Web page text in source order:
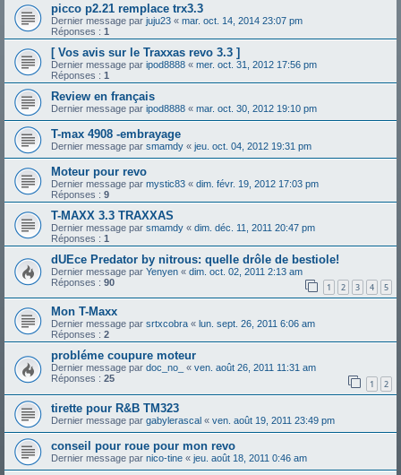
picco p2.21 remplace trx3.3
Dernier message par juju23 « mar. oct. 14, 2014 23:07 pm
Réponses : 1
[ Vos avis sur le Traxxas revo 3.3 ]
Dernier message par ipod8888 « mer. oct. 31, 2012 17:56 pm
Réponses : 1
Review en français
Dernier message par ipod8888 « mar. oct. 30, 2012 19:10 pm
T-max 4908 -embrayage
Dernier message par smamdy « jeu. oct. 04, 2012 19:31 pm
Moteur pour revo
Dernier message par mystic83 « dim. févr. 19, 2012 17:03 pm
Réponses : 9
T-MAXX 3.3 TRAXXAS
Dernier message par smamdy « dim. déc. 11, 2011 20:47 pm
Réponses : 1
dUEce Predator by nitrous: quelle drôle de bestiole!
Dernier message par Yenyen « dim. oct. 02, 2011 2:13 am
Réponses : 90 1 2 3 4 5
Mon T-Maxx
Dernier message par srtxcobra « lun. sept. 26, 2011 6:06 am
Réponses : 2
probléme coupure moteur
Dernier message par doc_no_ « ven. août 26, 2011 11:31 am
Réponses : 25 1 2
tirette pour R&B TM323
Dernier message par gabylerascal « ven. août 19, 2011 23:49 pm
conseil pour roue pour mon revo
Dernier message par nico-tine « jeu. août 18, 2011 0:46 am